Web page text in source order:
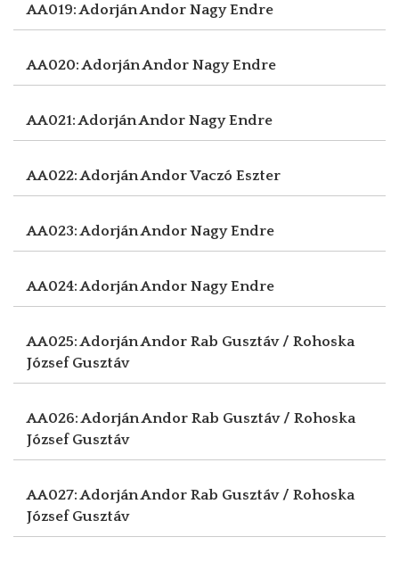
AA019: Adorján Andor Nagy Endre
AA020: Adorján Andor Nagy Endre
AA021: Adorján Andor Nagy Endre
AA022: Adorján AndorVaczó Eszter
AA023: Adorján Andor Nagy Endre
AA024: Adorján Andor Nagy Endre
AA025: Adorján Andor Rab Gusztáv / Rohoska
József Gusztáv
AA026: Adorján Andor Rab Gusztáv / Rohoska
József Gusztáv
AA027: Adorján Andor Rab Gusztáv / Rohoska
József Gusztáv